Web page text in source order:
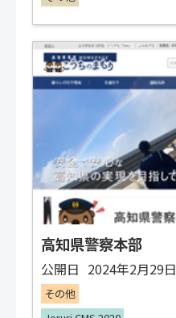
高知県警察本部
公開日 2024年2月29日
その他